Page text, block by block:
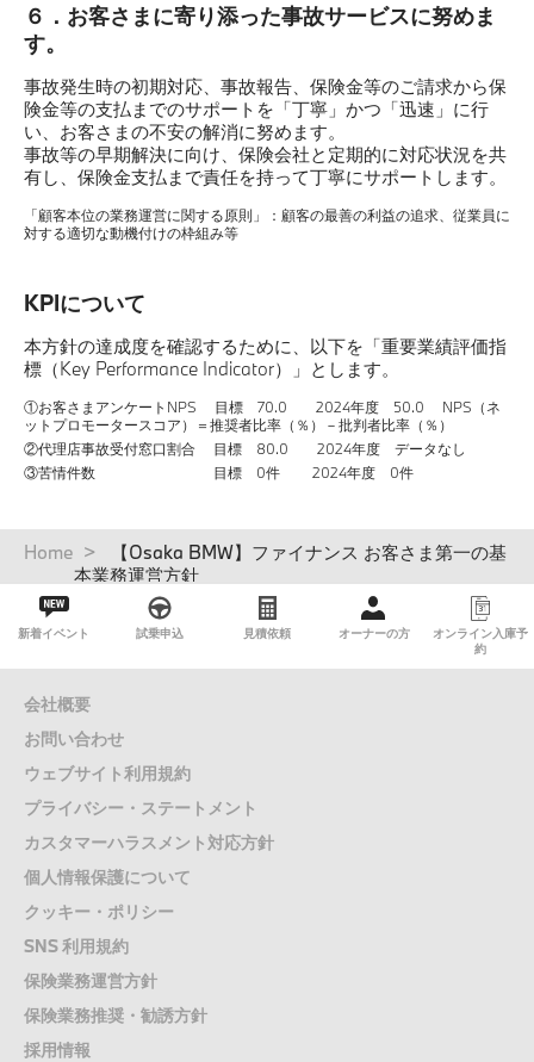
６．お客さまに寄り添った事故サービスに努めま
す。
事故発生時の初期対応、事故報告、保険金等のご請求から保
険金等の支払までのサポートを「丁寧」かつ「迅速」に行
い、お客さまの不安の解消に努めます。
事故等の早期解決に向け、保険会社と定期的に対応状況を共
有し、保険金支払まで責任を持って丁寧にサポートします。
「顧客本位の業務運営に関する原則」：顧客の最善の利益の追求、従業員に
対する適切な動機付けの枠組み等
KPIについて
本方針の達成度を確認するために、以下を「重要業績評価指
標（Key Performance Indicator）」とします。
①お客さまアンケートNPS 目標 70.0 2024年度 50.0 NPS（ネ
ットプロモータースコア）＝推奨者比率（％）－批判者比率（％）
②代理店事故受付窓口割合 目標 80.0 2024年度 データなし
③苦情件数 目標 0件 2024年度 0件
パ
く
Home
【Osaka BMW】ファイナンス お客さま第一の基
本業務運営方針
新着イベント 試乗申込 見積依頼 オーナーの方
オンライン入庫予
約
会社概要
お問い合わせ
ウェブサイト利用規約
プライバシー・ステートメント
カスタマーハラスメント対応方針
個人情報保護について
クッキー・ポリシー
SNS 利用規約
保険業務運営方針
保険業務推奨・勧誘方針
採用情報